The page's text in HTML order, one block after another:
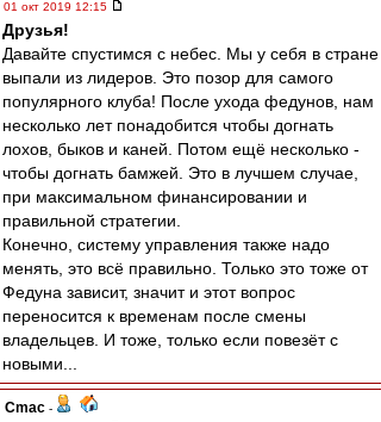
01 окт 2019 12:15
Друзья!
Давайте спустимся с небес. Мы у себя в стране
выпали из лидеров. Это позор для самого
популярного клуба! После ухода федунов, нам
несколько лет понадобится чтобы догнать
лохов, быков и каней. Потом ещё несколько -
чтобы догнать бамжей. Это в лучшем случае,
при максимальном финансировании и
правильной стратегии.
Конечно, систему управления также надо
менять, это всё правильно. Только это тоже от
Федуна зависит, значит и этот вопрос
переносится к временам после смены
владельцев. И тоже, только если повезёт с
новыми...
Cmac -